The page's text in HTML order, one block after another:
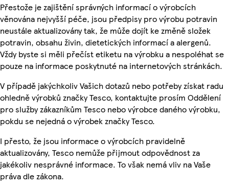
Přestože je zajištění správných informací o výrobcích
věnována nejvyšší péče, jsou předpisy pro výrobu potravin
neustále aktualizovány tak, že může dojít ke změně složek
potravin, obsahu živin, dietetických informací a alergenů.
Vždy byste si měli přečíst etiketu na výrobku a nespoléhat se
pouze na informace poskytnuté na internetových stránkách.
V případě jakýchkoliv Vašich dotazů nebo potřeby získat radu
ohledně výrobků značky Tesco, kontaktujte prosím Oddělení
pro služby zákazníkům Tesco nebo výrobce daného výrobku,
pokdu se nejedná o výrobek značky Tesco.
I přesto, že jsou informace o výrobcích pravidelně
aktualizovány, Tesco nemůže přijmout odpovědnost za
jakékoliv nesprávné informace. To však nemá vliv na Vaše
práva dle zákona.